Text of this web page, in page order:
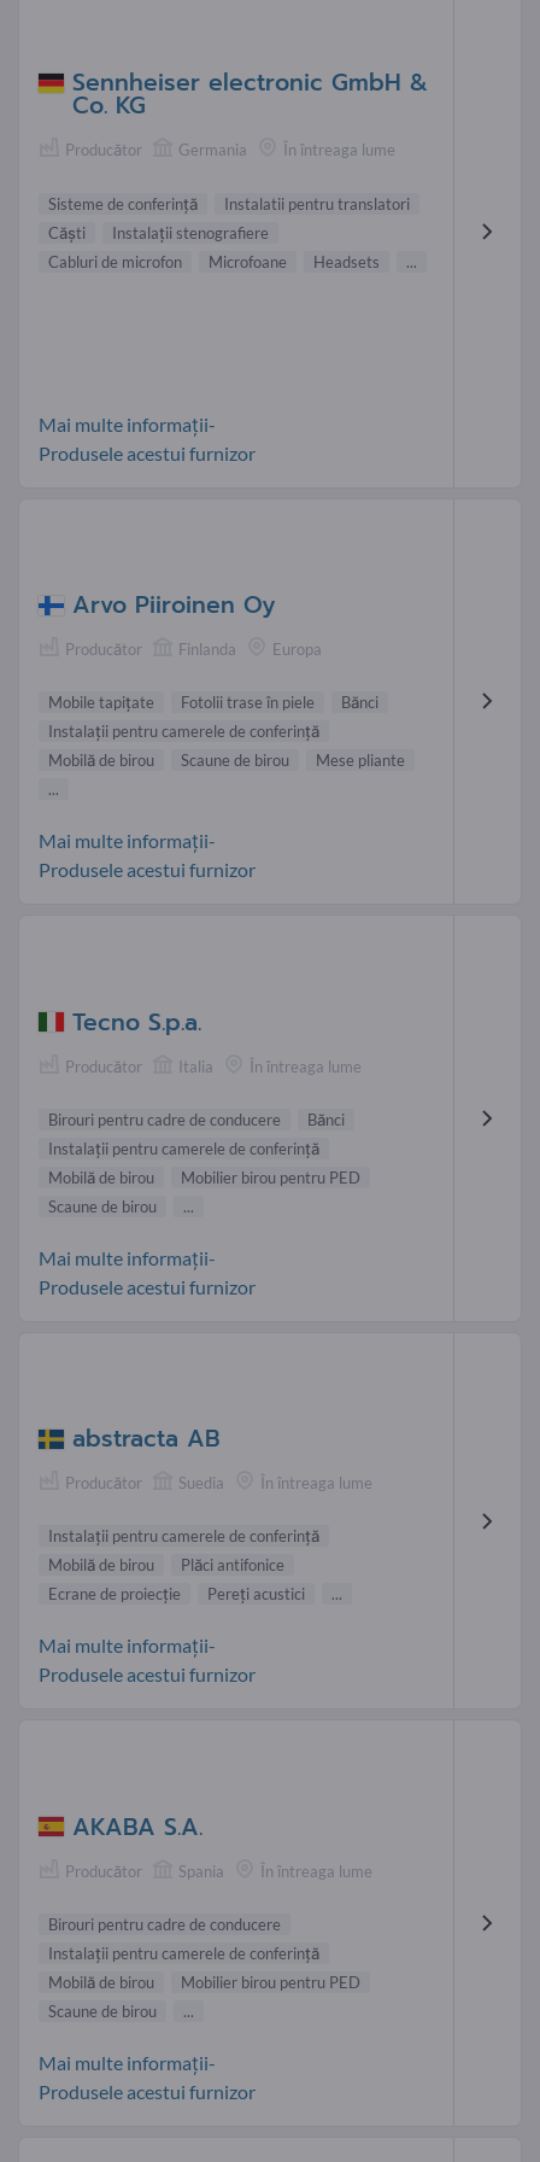
Sennheiser electronic GmbH &
Co. KG
Producător Germania În întreaga lume
Sisteme de conferinţă
Instalatii pentru translatori
Căşti
Instalaţii stenografiere
Cabluri de microfon
Microfoane Headsets ...
Mai multe informații-
Produsele acestui furnizor
Arvo Piiroinen Oy
Producător Finlanda Europa
Mobile tapițate Fotolii trase în piele
Bănci
Instalaţii pentru camerele de conferinţă
Mobilă de birou
Scaune de birou
Mese pliante
...
Mai multe informații-
Produsele acestui furnizor
Tecno S.p.a.
Producător Italia În întreaga lume
Birouri pentru cadre de conducere
Bănci
Instalaţii pentru camerele de conferinţă
Mobilă de birou
Mobilier birou pentru PED
Scaune de birou
...
Mai multe informații-
Produsele acestui furnizor
abstracta AB
Producător Suedia În întreaga lume
Instalaţii pentru camerele de conferinţă
Mobilă de birou
Plăci antifonice
Ecrane de proiecţie
Pereţi acustici ...
Mai multe informații-
Produsele acestui furnizor
AKABA S.A.
Producător Spania În întreaga lume
Birouri pentru cadre de conducere
Instalaţii pentru camerele de conferinţă
Mobilă de birou
Mobilier birou pentru PED
Scaune de birou
...
Mai multe informații-
Produsele acestui furnizor